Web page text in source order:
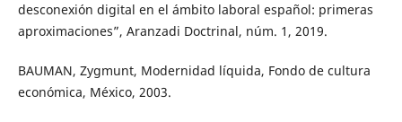
desconexión digital en el ámbito laboral español: primeras
aproximaciones”, Aranzadi Doctrinal, núm. 1, 2019.
BAUMAN, Zygmunt, Modernidad líquida, Fondo de cultura
económica, México, 2003.